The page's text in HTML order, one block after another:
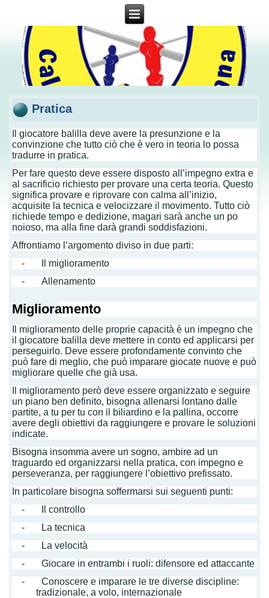
Pratica
Il giocatore balilla deve avere la presunzione e la
convinzione che tutto ciò che è vero in teoria lo possa
tradurre in pratica.
Per fare questo deve essere disposto all’impegno extra e
al sacrificio richiesto per provare una certa teoria. Questo
significa provare e riprovare con calma all’inizio,
acquisite la tecnica e velocizzare il movimento. Tutto ciò
richiede tempo e dedizione, magari sarà anche un po
noioso, ma alla fine darà grandi soddisfazioni.
Affrontiamo l’argomento diviso in due parti:
- Il miglioramento
- Allenamento
Miglioramento
Il miglioramento delle proprie capacità è un impegno che
il giocatore balilla deve mettere in conto ed applicarsi per
perseguirlo. Deve essere profondamente convinto che
può fare di meglio, che può imparare giocate nuove e può
migliorare quelle che già usa.
Il miglioramento però deve essere organizzato e seguire
un piano ben definito, bisogna allenarsi lontano dalle
partite, a tu per tu con il biliardino e la pallina, occorre
avere degli obiettivi da raggiungere e provare le soluzioni
indicate.
Bisogna insomma avere un sogno, ambire ad un
traguardo ed organizzarsi nella pratica, con impegno e
perseveranza, per raggiungere l’obiettivo prefissato.
In particolare bisogna soffermarsi sui seguenti punti:
- Il controllo
- La tecnica
- La velocità
- Giocare in entrambi i ruoli: difensore ed attaccante
- Conoscere e imparare le tre diverse discipline:
tradizionale, a volo, internazionale